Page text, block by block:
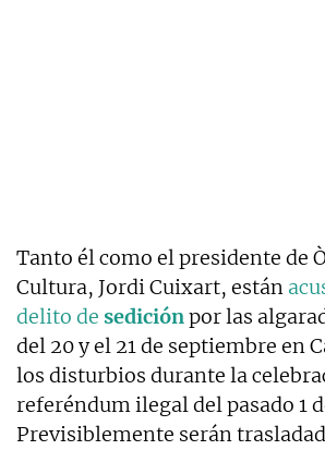
Tanto él como el presidente de
Cultura, Jordi Cuixart, están
delito de sediciónpor las
del 20 y el 21 de septiembre en
los disturbios durante la
referéndum ilegal del pasado 1
Previsiblemente serán